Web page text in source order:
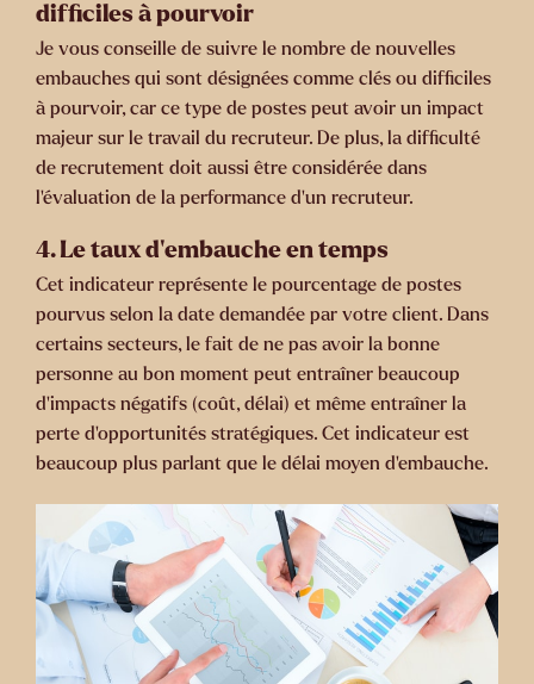
difficiles à pourvoir
Je vous conseille de suivre le nombre de nouvelles
embauches qui sont désignées comme clés ou difficiles
à pourvoir, car ce type de postes peut avoir un impact
majeur sur le travail du recruteur. De plus, la difficulté
de recrutement doit aussi être considérée dans
l’évaluation de la performance d’un recruteur.
4.Le taux d’embauche en temps
Cet indicateur représente le pourcentage de postes
pourvus selon la date demandée par votre client. Dans
certains secteurs, le fait de ne pas avoir la bonne
personne au bon moment peut entraîner beaucoup
d’impacts négatifs (coût, délai) et même entraîner la
perte d’opportunités stratégiques. Cet indicateur est
beaucoup plus parlant que le délai moyen d’embauche.